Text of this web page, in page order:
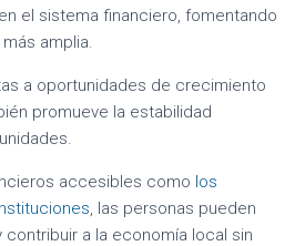
el sistema financiero, fomentando
más amplia.
a oportunidades de crecimiento
promueve la estabilidad
accesibles como los
, las personas pueden
contribuir a la economía local sin